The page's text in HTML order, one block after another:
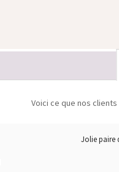
Voici ce que nos
Jolie paire